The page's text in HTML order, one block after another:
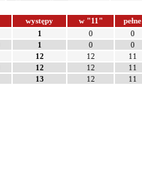
występy w "11"
pełne
1 0
0
1 0
0
12 12
11
12 12
11
13 12 11